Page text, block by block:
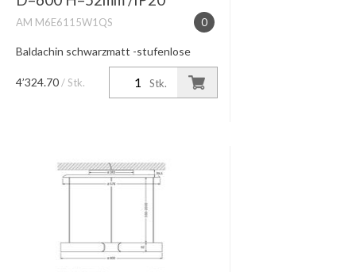
0
AM M6E6115W1QS
Baldachin schwarzmatt -stufenlose
Höhenverstellung 50-200cm
Lichtwirkung table (wide) /high color
Stk.
4’324.70 / Stk.